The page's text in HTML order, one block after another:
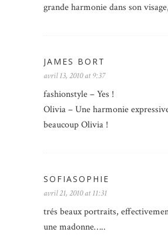
grande harmonie dans son
JAMES BORT
avril 13, 2010 at 9:37
fashionstyle – Yes !
Olivia – Une harmonie
beaucoup Olivia !
SOFIASOPHIE
avril 21, 2010 at 11:31
trés beaux portraits,
une madonne…..